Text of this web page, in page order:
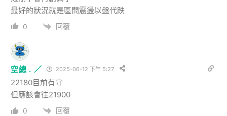
最好的狀況就是區間震盪以盤代跌
0 回覆
空總 . ／ 2025-06-12 下午 5:27
22180目前有守
但應該會往21900
0 回覆